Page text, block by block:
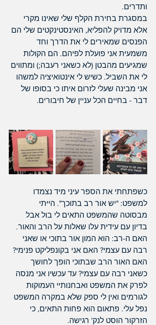
ותדרים.
במסגרת בחירת הקלף שלי שאינו מקרי
אלא מדויק להפליא, האינסטינקטים שלי הם
הפנסים שמאירים לי את הדרך וחד
משמעית אני פועלת לפיהם. הם הקולות
שמגיעים מהבטן (לא כשאני רעבה;) ומתווים
לי את השביל. כשיש לי אינטואיציה למשהו
אני מבינה שעלי לזרום איתו כי בסופו של
דבר - בחיים הכל עניין של חיבורים.
כשפתחתי את הספר עיני מיד נצמדו
למשפט: "יש אור רב בתוכך". הייתי
מבסוטה שהמשפט התאים לי בול אבל
בדיון עם עידית עלו שאלות על הרב והאור.
האם ה-רב: הוא המון אור בתוכי או שאני
רבה עם עצמי? האם אני בקונפליקט פנימי?
האם האור הרב שבתוכי הופך לחושך
כשאני רבה עם עצמי? עד עכשיו אני מנסה
לפרק את המשפט ואבחנותיי העמוקות
לגורמים ואין לי ספק שלא במקרה המשפט
נפל עלי. פתאום הוא פחות התאים, כי
הזרקור הוסט לנק' רגישה.